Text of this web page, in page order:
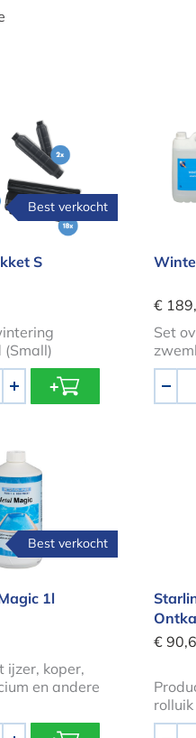
ctx51S
Best verkocht
S
+
€
Set
Magic 1l
Best verkocht
1l
ijzer, koper,
en andere
€